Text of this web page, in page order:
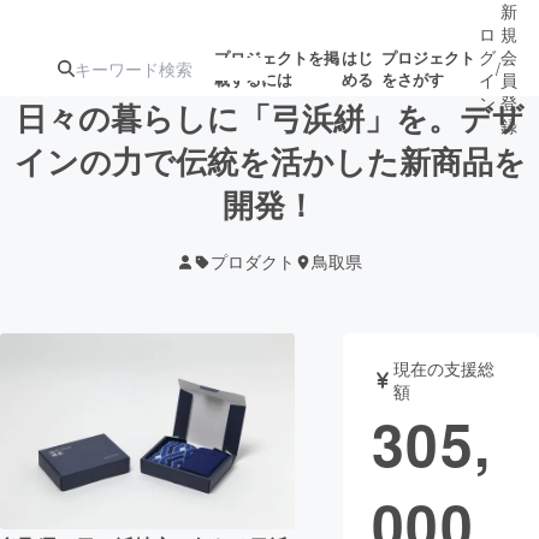
プロジェクトを掲
載するには
はじ
める
プロジェクト
をさがす
注目の新着プロ 募集終了が近いプ
テクノロジー・ガジェット
映像・映画 書籍・雑誌
チャレンジ
ロ
グ
イ
ン
/
新
規
会
員
登
録
日々の暮らしに「弓浜絣」を。デザ
インの力で伝統を活かした新商品を
開発！
プロダクト 鳥取県
現在の支援総
額
305,